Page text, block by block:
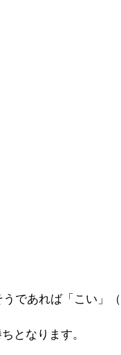
であれば「こい」
となります。